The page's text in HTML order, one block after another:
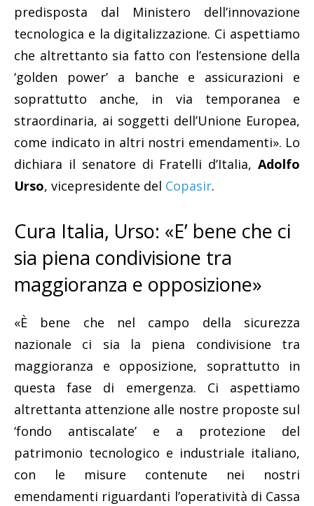
predisposta dal Ministero dell’innovazione
tecnologica e la digitalizzazione. Ci aspettiamo
che altrettanto sia fatto con l’estensione della
‘golden power’ a banche e assicurazioni e
soprattutto anche, in via temporanea e
straordinaria, ai soggetti dell’Unione Europea,
come indicato in altri nostri emendamenti». Lo
dichiara il senatore di Fratelli d’Italia, Adolfo
Urso, vicepresidente del Copasir.
Cura Italia, Urso: «E’ bene che ci
sia piena condivisione tra
maggioranza e opposizione»
«È bene che nel campo della sicurezza
nazionale ci sia la piena condivisione tra
maggioranza e opposizione, soprattutto in
questa fase di emergenza. Ci aspettiamo
altrettanta attenzione alle nostre proposte sul
‘fondo antiscalate’ e a protezione del
patrimonio tecnologico e industriale italiano,
con le misure contenute nei nostri
emendamenti riguardanti l’operatività di Cassa